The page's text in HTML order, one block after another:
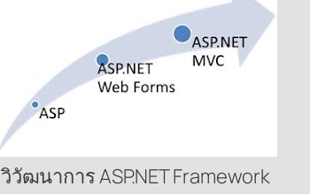
วิวัฒนาการ ASP.NET Framework